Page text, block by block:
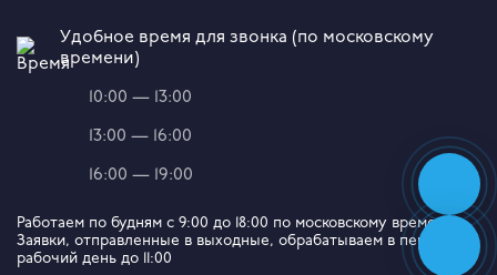
Удобное время для звонка (по московскому
времени)
10:00 — 13:00
13:00 — 16:00
16:00 — 19:00
Работаем по будням с 9:00 до 18:00 по московскому времени.
Заявки, отправленные в выходные, обрабатываем в первый
рабочий день до 11:00